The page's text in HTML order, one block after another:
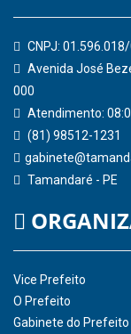
CNPJ:
Avenida José
000
Atendimento:
(81) 98512-1231
Tamandaré - PE
Vice Prefeito
O Prefeito
Gabinete do Prefeito